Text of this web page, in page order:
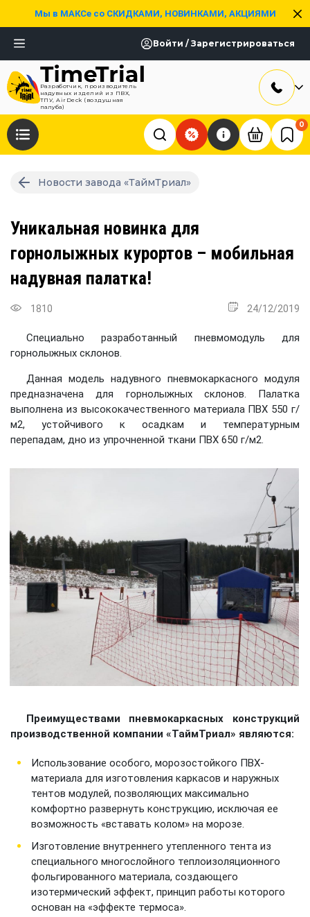
Мы в МАКСе со СКИДКАМИ, НОВИНКАМИ, АКЦИЯМИ
Войти / Зарегистрироваться
Разработчик, производитель
надувных изделий из ПВХ,
ТПУ, AirDeck (воздушная
палуба)
0
Новости завода «ТаймТриал»
Уникальная новинка для
горнолыжных курортов – мобильная
надувная палатка!
1810 24/12/2019
Специально разработанный пневмомодуль для
горнолыжных склонов.
Данная модель надувного пневмокаркасного модуля
предназначена для горнолыжных склонов. Палатка
выполнена из высококачественного материала ПВХ 550 г/
м2, устойчивого к осадкам и температурным
перепадам, дно из упрочненной ткани ПВХ 650 г/м2.
Преимуществами пневмокаркасных конструкций
производственной компании «ТаймТриал» являются:
Использование особого, морозостойкого ПВХ-
материала для изготовления каркасов и наружных
тентов модулей, позволяющих максимально
комфортно развернуть конструкцию, исключая ее
возможность «вставать колом» на морозе.
Изготовление внутреннего утепленного тента из
специального многослойного теплоизоляционного
фольгированного материала, создающего
изотермический эффект, принцип работы которого
основан на «эффекте термоса».